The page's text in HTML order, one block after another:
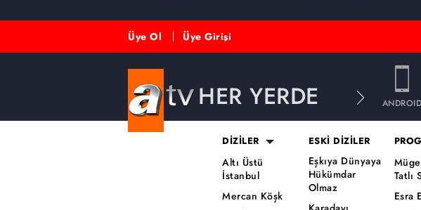
Üye Ol Üye Girişi
HER YERDE ANDROID
DİZİLER
Altı Üstü
İstanbul
Mercan Köşk
ESKİ DİZİLER
Eşkıya Dünyaya
Hükümdar
Olmaz
Tatlı
Esra